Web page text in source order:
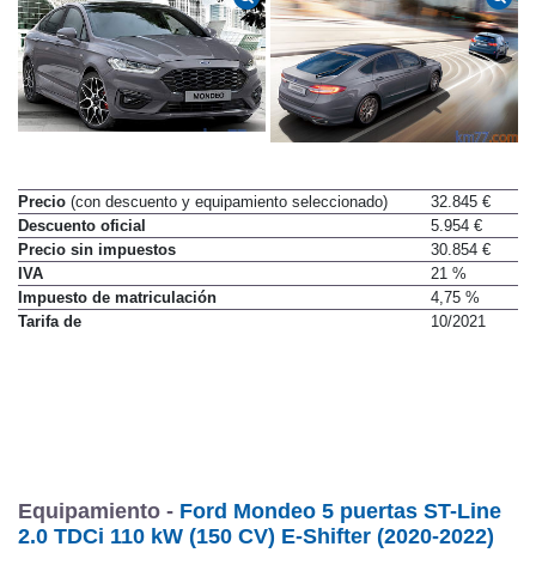
Precio (con descuento y equipamiento seleccionado)
32.845 €
Descuento oficial
5.954 €
Precio sin impuestos
30.854 €
IVA
21 %
Impuesto de matriculación
4,75 %
Tarifa de
10/2021
Equipamiento - Ford Mondeo 5 puertas ST-Line
2.0 TDCi 110 kW (150 CV) E-Shifter (2020-2022)